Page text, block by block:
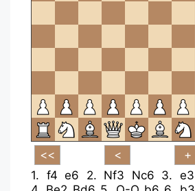
1. f4 e6 2. Nf3 Nc6 3. e3